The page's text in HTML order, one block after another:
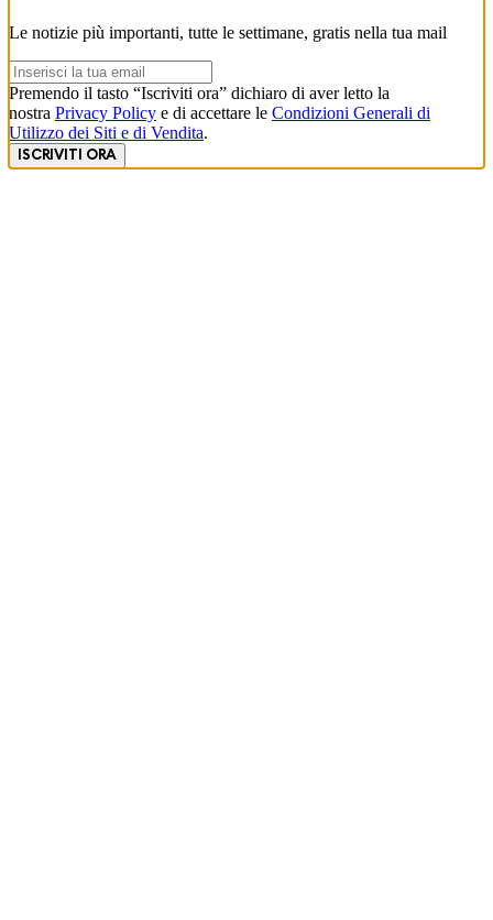
Le notizie più importanti, tutte le settimane, gratis nella tua mail
Premendo il tasto “Iscriviti ora” dichiaro di aver letto la
nostra Privacy Policy e di accettare le Condizioni Generali di
Utilizzo dei Siti e di Vendita.
ISCRIVITI ORA